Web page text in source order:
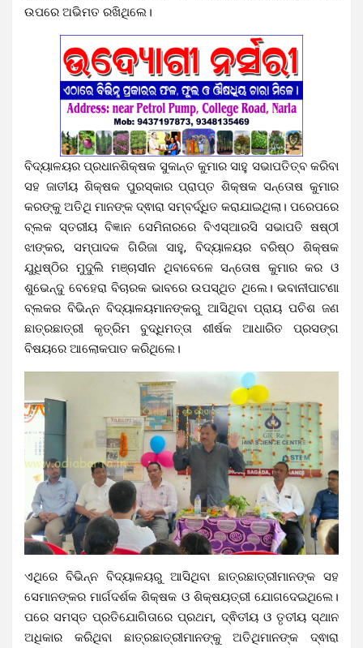
ଉପରେ ଅଭିମତ ରଖିଥିଲେ।
ବିଦ୍ୟାଳୟର ପ୍ରଧାନଶିକ୍ଷକ ସୁକାନ୍ତ କୁମାର ସାହୁ ସଭାପତିତ୍ବ କରିବା
ସହ ଜାତୀୟ ଶିକ୍ଷକ ପୁରସ୍କାର ପ୍ରାପ୍ତ ଶିକ୍ଷକ ସନ୍ତୋଷ କୁମାର
କରଙ୍କୁ ଅତିଥି ମାନଙ୍କ ଦ୍ଵାରା ସମ୍ବର୍ଦ୍ଧିତ କରାଯାଇଥିଲା। ପରେପରେ
ବ୍ଲକ ସ୍ତରୀୟ ବିଜ୍ଞାନ ସେମିନାରରେ ବିଏସ୍ଆରସି ସଭାପତି ଷଷ୍ଠୀ
ଝାଙ୍କର, ସମ୍ପାଦକ ଗିରିଜା ସାହୁ, ବିଦ୍ୟାଳୟର ବରିଷ୍ଠ ଶିକ୍ଷକ
ଯୁଧିଷ୍ଠିର ମୁଦୁଲି ମଞ୍ଚାସୀନ ଥିବାବେଳେ ସନ୍ତୋଷ କୁମାର କର ଓ
ଶୁଭେନ୍ଦୁ ବେହେରା ବିଚାରକ ଭାବରେ ଉପସ୍ଥିତ ଥିଲେ। ଭବାନୀପାଟଣା
ବ୍ଲକର ବିଭିନ୍ନ ବିଦ୍ୟାଳୟମାନଙ୍କରୁ ଆସିଥିବା ପ୍ରାୟ ପଚିଶ ଜଣ
ଛାତ୍ରଛାତ୍ରୀ କୃତ୍ରିମ ବୁଦ୍ଧିମତ୍ତା ଶୀର୍ଷକ ଆଧାରିତ ପ୍ରସଙ୍ଗ
ବିଷୟରେ ଆଲୋକପାତ କରିଥିଲେ।
ଏଥିରେ ବିଭିନ୍ନ ବିଦ୍ୟାଳୟରୁ ଆସିଥିବା ଛାତ୍ରଛାତ୍ରୀମାନଙ୍କ ସହ
ସେମାନଙ୍କର ମାର୍ଗଦର୍ଶକ ଶିକ୍ଷକ ଓ ଶିକ୍ଷୟତ୍ରୀ ଯୋଗଦେଇଥିଲେ।
ପରେ ସମସ୍ତ ପ୍ରତିଯୋଗିତାରେ ପ୍ରଥମ, ଦ୍ଵିତୀୟ ଓ ତୃତୀୟ ସ୍ଥାନ
ଅଧିକାର କରିଥିବା ଛାତ୍ରଛାତ୍ରୀମାନଙ୍କୁ ଅତିଥିମାନଙ୍କ ଦ୍ଵାରା